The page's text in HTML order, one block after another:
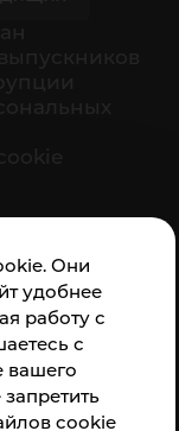
Они
удобнее
работу с
с
вашего
cookie